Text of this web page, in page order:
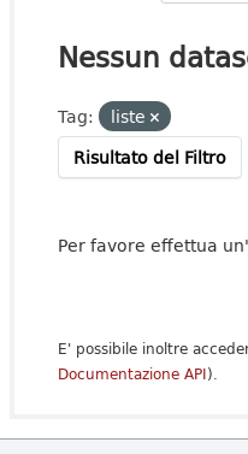
Nessun
Tag:
liste
Risultato del Filtro
Per favore effettua
E' possibile inoltre
Documentazione API).